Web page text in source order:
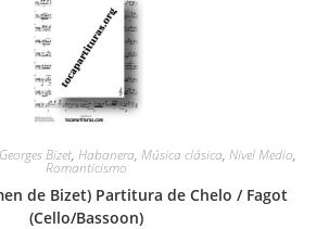
Georges Bizet, Habanera, Música clásica, Nivel Medio,
Romanticismo
de Bizet) Partitura de Chelo / Fagot
(Cello/Bassoon)